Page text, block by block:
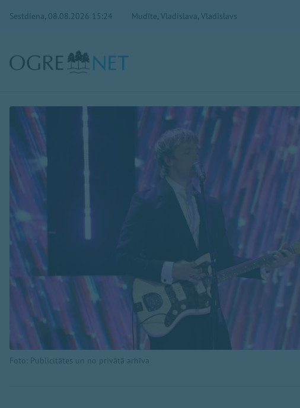
Sestdiena, 08.08.2026 15:24 Mudīte, Vladislava, Vladislavs
Foto: Publicitātes un no privātā arhīva